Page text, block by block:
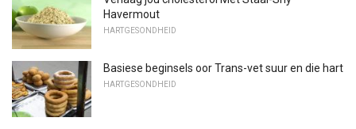
Havermout
HARTGESONDHEID
Basiese beginsels oor Trans-vet suur en die hart
HARTGESONDHEID